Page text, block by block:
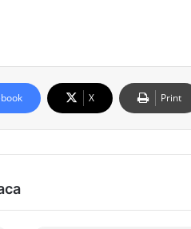
X Print